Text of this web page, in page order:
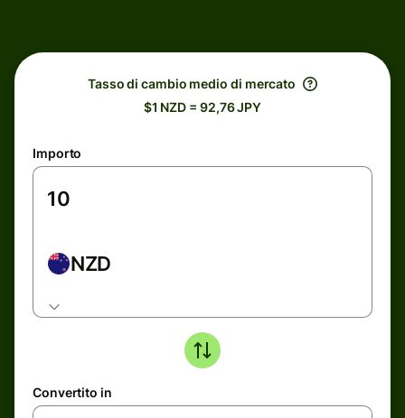
Tasso di cambio medio di mercato
$1 NZD = 92,76 JPY
Importo
NZD
Convertito in